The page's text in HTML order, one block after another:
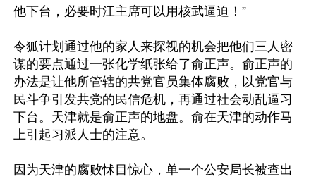
他下台，必要时江主席可以用核武逼迫！”
令狐计划通过他的家人来探视的机会把他们三人密
谋的要点通过一张化学纸张给了俞正声。俞正声的
办法是让他所管辖的共党官员集体腐败，以党官与
民斗争引发共党的民信危机，再通过社会动乱逼习
下台。天津就是俞正声的地盘。俞在天津的动作马
上引起习派人士的注意。
因为天津的腐败怵目惊心，单一个公安局长被查出